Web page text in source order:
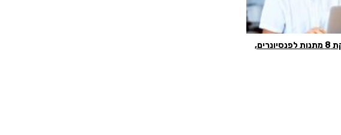
ממשלת ישראל מחלקת 8 מתנות לפנסיונרים,